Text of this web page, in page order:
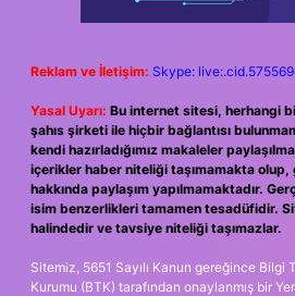
Reklam ve İletişim: Skype:
Yasal Uyarı: Bu internet sitesi, herhangi
şahıs şirketi ile hiçbir bağlantısı
kendi hazırladığımız makaleler
içerikler haber niteliği taşımamakta
hakkında paylaşım yapılmamaktadır.
isim benzerlikleri tamamen tesadüfidir.
halindedir ve tavsiye niteliği taşımazlar.
Sitemiz, 5651 Sayılı Kanun gereğince Bilgi
Kurumu (BTK) tarafından onaylanmış bir